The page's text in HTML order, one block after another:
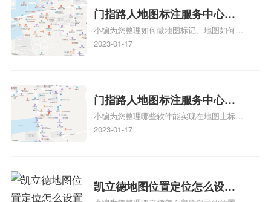
门指路人地图标注服务中心如
何做花小猪打车地图位置标
记？门指路人地图标注服务中
小编为您整理如何做地图标记、地图如何做
标记、so搜街景中如何做标记、360e启花贷
关地图标注知识，详情可查看下方正文！
2023-01-17
门指路人地图标注服务中心地
图位置地址标记？门指路人地
图标注服务中心苹果地图位置
小编为您整理哪些软件能实现在地图上标记
门指路人地图标注服务中心位置、门指路人
门指路人地图标注服务中心地址标注上地图
怎么弄相关地图标注知识，详情可查看下方
2023-01-17
凯立德地图位置定位怎么设置